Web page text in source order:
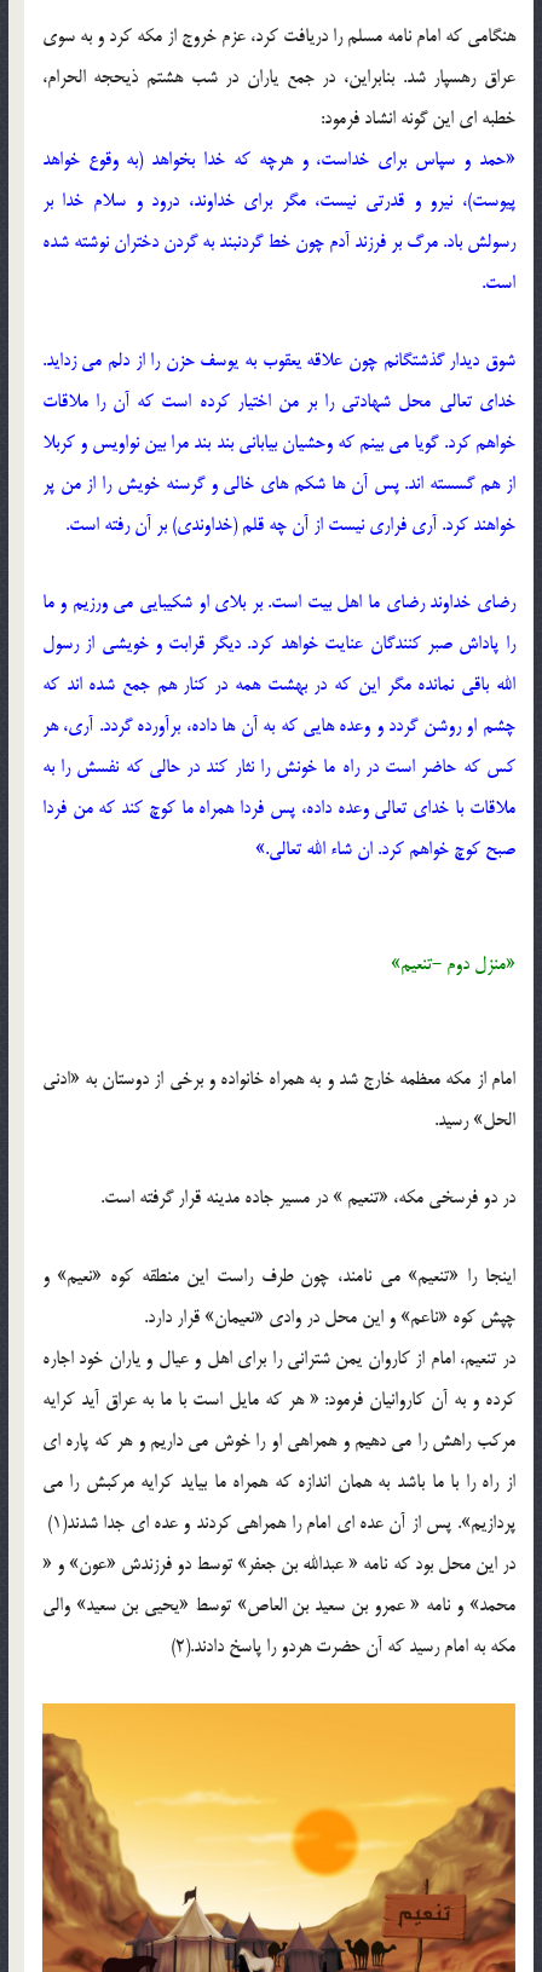
هنگامی که امام نامه مسلم را دریافت کرد، عزم خروج از مکه کرد و به سوی
عراق رهسپار شد. بنابراین، در جمع یاران در شب هشتم ذیحجه الحرام،
خطبه ای این گونه انشاد فرمود:
«حمد و سپاس برای خداست، و هرچه که خدا بخواهد (به وقوع خواهد
پیوست)، نیرو و قدرتی نیست، مگر برای خداوند، درود و سلام خدا بر
رسولش باد. مرگ بر فرزند آدم چون خط گردنبند به گردن دختران نوشته شده
است.
شوق دیدار گذشتگانم چون علاقه یعقوب به یوسف حزن را از دلم می زداید.
خدای تعالی محل شهادتی را بر من اختیار کرده است که آن را ملاقات
خواهم کرد. گویا می بینم که وحشیان بیابانی بند بند مرا بین نواویس و کربلا
از هم گسسته اند. پس آن ها شکم های خالی و گرسنه خویش را از من پر
خواهند کرد. آری فراری نیست از آن چه قلم (خداوندی) بر آن رفته است.
رضای خداوند رضای ما اهل بیت است. بر بلای او شکیبایی می ورزیم و ما
را پاداش صبر کنندگان عنایت خواهد کرد. دیگر قرابت و خویشی از رسول
الله باقی نمانده مگر این که در بهشت همه در کنار هم جمع شده اند که
چشم او روشن گردد و وعده هایی که به آن ها داده، برآورده گردد. آری، هر
کس که حاضر است در راه ما خونش را نثار کند در حالی که نفسش را به
ملاقات با خدای تعالی وعده داده، پس فردا همراه ما کوچ کند که من فردا
صبح کوچ خواهم کرد. ان شاء الله تعالی.»
«منزل دوم -تنعیم»
امام از مکه معظمه خارج شد و به همراه خانواده و برخی از دوستان به «ادنی
الحل» رسید.
در دو فرسخی مکه، «تنعیم » در مسیر جاده مدینه قرار گرفته است.
اینجا را «تنعیم» می نامند، چون طرف راست این منطقه کوه «نعیم» و
چپش کوه «ناعم» و این محل در وادی «نعیمان» قرار دارد.
در تنعیم، امام از کاروان یمن شترانی را برای اهل و عیال و یاران خود اجاره
کرده و به آن کاروانیان فرمود: « هر که مایل است با ما به عراق آید کرایه
مرکب راهش را می دهیم و همراهی او را خوش می داریم و هر که پاره ای
از راه را با ما باشد به همان اندازه که همراه ما بیاید کرایه مرکبش را می
پردازیم». پس از آن عده ای امام را همراهی کردند و عده ای جدا شدند(1)
در این محل بود که نامه « عبدالله بن جعفر» توسط دو فرزندش «عون» و «
محمد» و نامه « عمرو بن سعید بن العاص» توسط «یحیی بن سعید» والی
مکه به امام رسید که آن حضرت هردو را پاسخ دادند.(2)